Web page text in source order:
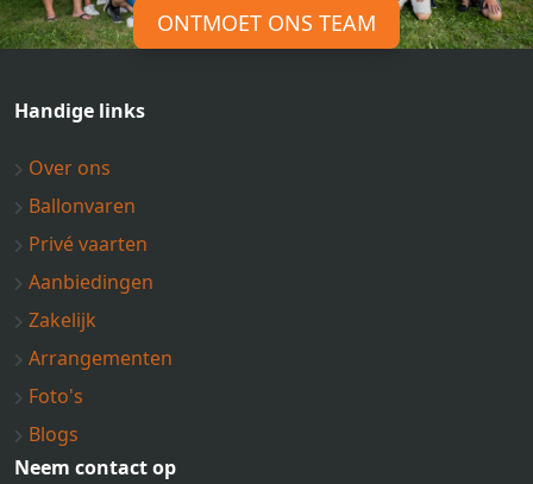
ONTMOET ONS TEAM
Handige links
Over ons
Ballonvaren
Privé vaarten
Aanbiedingen
Zakelijk
Arrangementen
Foto's
Blogs
Neem contact op